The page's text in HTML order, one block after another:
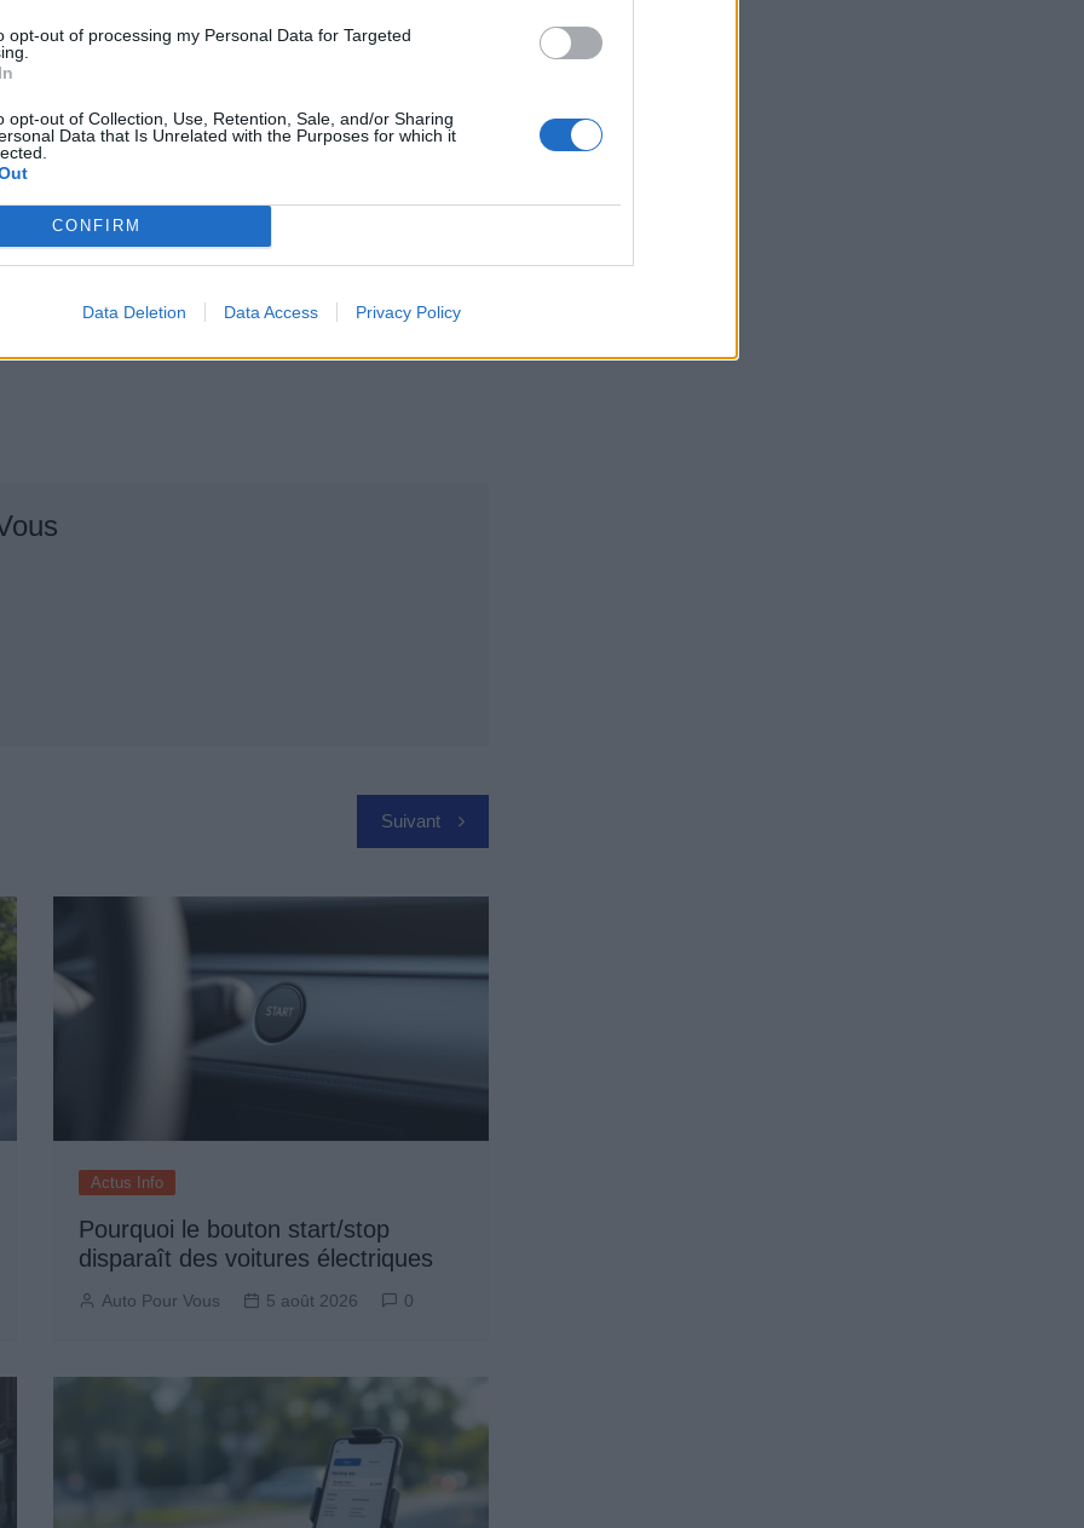
opt-out of processing my Personal Data for Targeted
opt-out of Collection, Use, Retention, Sale, and/or Sharing
Data that Is Unrelated with the Purposes for which it
CONFIRM
Data Deletion Data Access Privacy Policy
maisplutôt efficace. Steve s’est contenté
campeurs extrêmement bien équipés qui
tente sophistiquée ni de réchaud dernier cri,
etun four à pizza
qu’unepizzapour passer la nuit dans un
Suivant
Actus Info
Pourquoi le bouton start/stop
disparaît des voitures électriques
Auto Pour Vous 5 août 2026 0